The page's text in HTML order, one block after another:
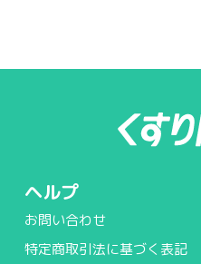
ヘルプ
お問い合わせ
特定商取引法に基づく表記